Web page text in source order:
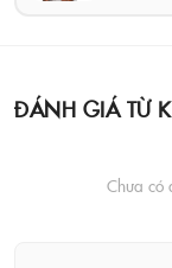
ĐÁNH GIÁ TỪ
Chưa có